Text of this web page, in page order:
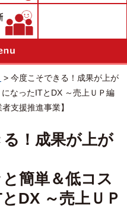
> 今度こそできる！成果が上が
なったITとDX ～売上ＵＰ編
支援推進事業】
！成果が上が
簡単＆低コス
DX ～売上ＵＰ